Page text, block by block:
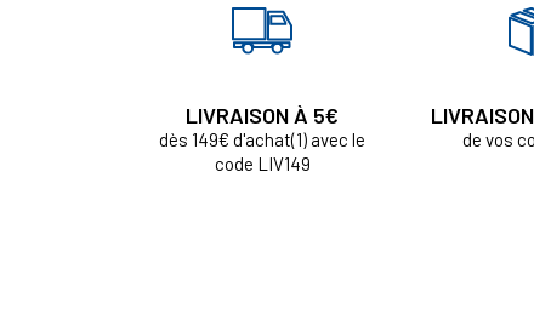
LIVRAISON À 5€
dès 149€ d'achat(1) avec le
code LIV149
de vos